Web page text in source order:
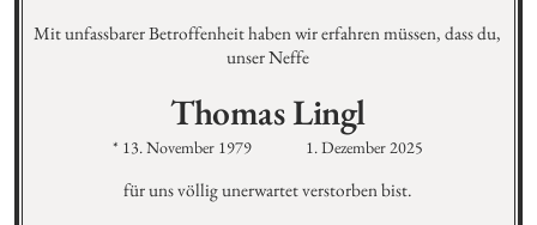
Mit unfassbarer Betroffenheit haben wir erfahren müssen, dass du,
unser Neffe
ThomasLingl
* 13. November 1979 1. Dezember 2025
für uns völlig unerwartet verstorben bist.